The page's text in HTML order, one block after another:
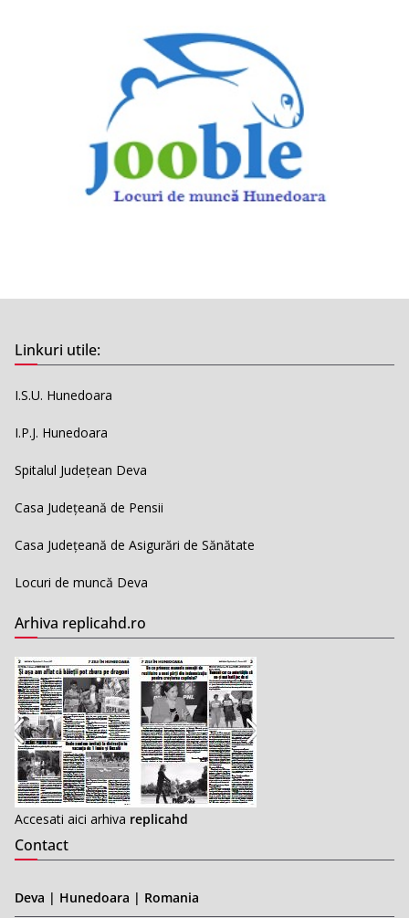
Linkuri utile:
I.S.U. Hunedoara
I.P.J. Hunedoara
Spitalul Județean Deva
Casa Județeană de Pensii
Casa Județeană de Asigurări de Sănătate
Locuri de muncă Deva
Arhiva replicahd.ro
Accesati aici arhiva replicahd
Contact
Deva | Hunedoara | Romania